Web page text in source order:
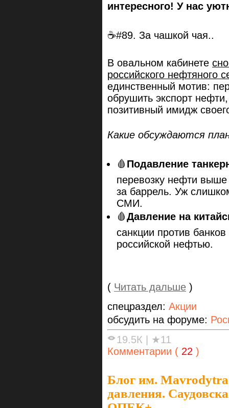
интересного! У нас
☕#89. За чашкой чая..
В овальном кабинете
российского нефтяного
единственный мотив:
обрушить экспорт
позитивный имидж
Какие обсуждаются
🩸 Подавление
перевозку нефти выше
за баррель. Уж
СМИ.
🩸Давление на
санкции против
российской нефтью.
( Читать дальше )
спецраздел: Акции
обсудить на форуме:
19.5К
★11
Комментарии ( 22 )
Блог им.
давления.